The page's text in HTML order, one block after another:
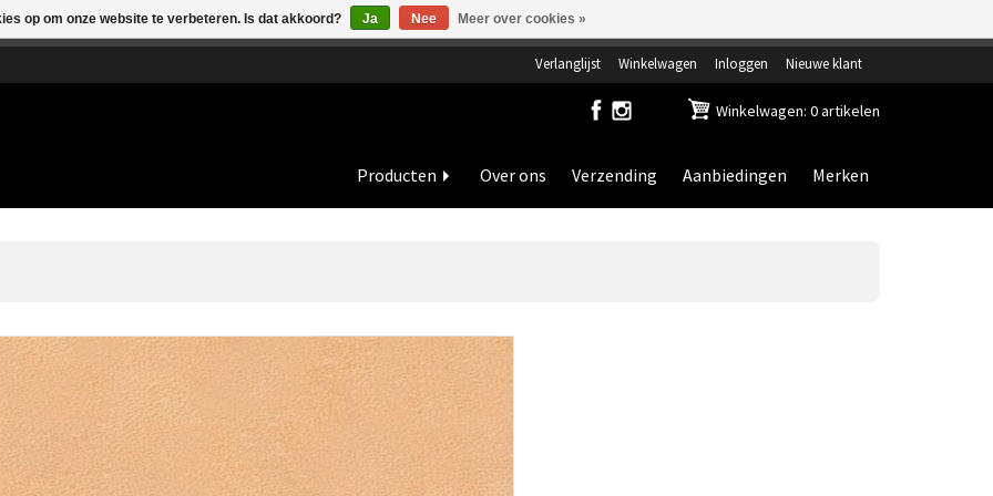
Verlanglijst Winkelwagen Inloggen Nieuwe klant
Winkelwagen: 0 artikelen
Producten Over ons Verzending Aanbiedingen Merken
op om onze website te verbeteren. Is dat akkoord? Ja Nee Meer over cookies »
vakantieperiode zijn wij in juli en augustus op dinsdag en woensdag gesloten.